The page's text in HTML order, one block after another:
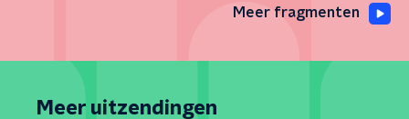
Meer fragmenten
Meer uitzendingen